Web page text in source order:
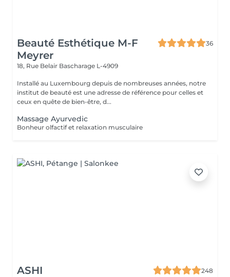
Beauté Esthétique M-F
Meyrer
36
18, Rue Belair Bascharage L-4909
Installé au Luxembourg depuis de nombreuses années, notre
institut de beauté est une adresse de référence pour celles et
ceux en quête de bien-être, d...
Massage Ayurvedic
Bonheur olfactif et relaxation musculaire
ASHI
248